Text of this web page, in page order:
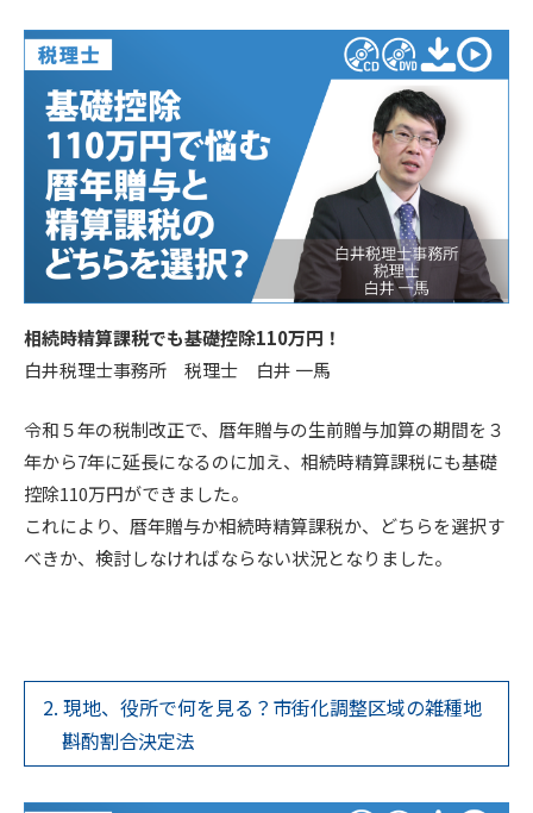
相続時精算課税でも基礎控除110万円！
白井税理士事務所 税理士 白井 一馬
令和５年の税制改正で、暦年贈与の生前贈与加算の期間を３
年から7年に延長になるのに加え、相続時精算課税にも基礎
控除110万円ができました。
これにより、暦年贈与か相続時精算課税か、どちらを選択す
べきか、検討しなければならない状況となりました。
2. 現地、役所で何を見る？市街化調整区域の雑種地
斟酌割合決定法